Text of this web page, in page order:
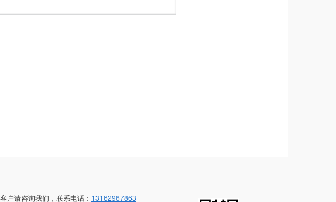
户请咨询我们，联系电话： 13162967863